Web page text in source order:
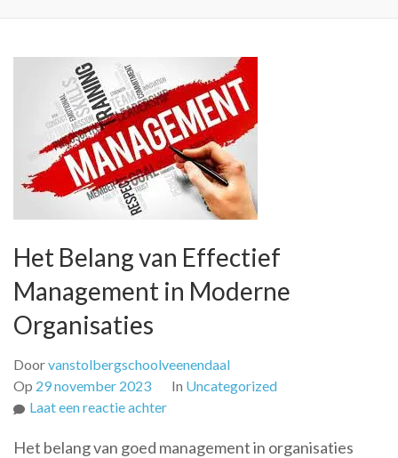
Het Belang van Effectief
Management in Moderne
Organisaties
Doorvanstolbergschoolveenendaal
Op 29 november 2023 In Uncategorized
Laat een reactie achterop
Belang
Het belang van goed management in organisaties